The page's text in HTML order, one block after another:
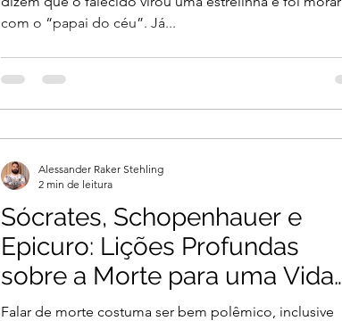
com o “papai do céu”. Já...
Sócrates, Schopenhauer e
Epicuro: Lições Profundas
sobre a Morte para uma Vida
Autêntica
Falar de morte costuma ser bem polêmico, inclusive
Alessander Raker Stehling
2 min de leitura